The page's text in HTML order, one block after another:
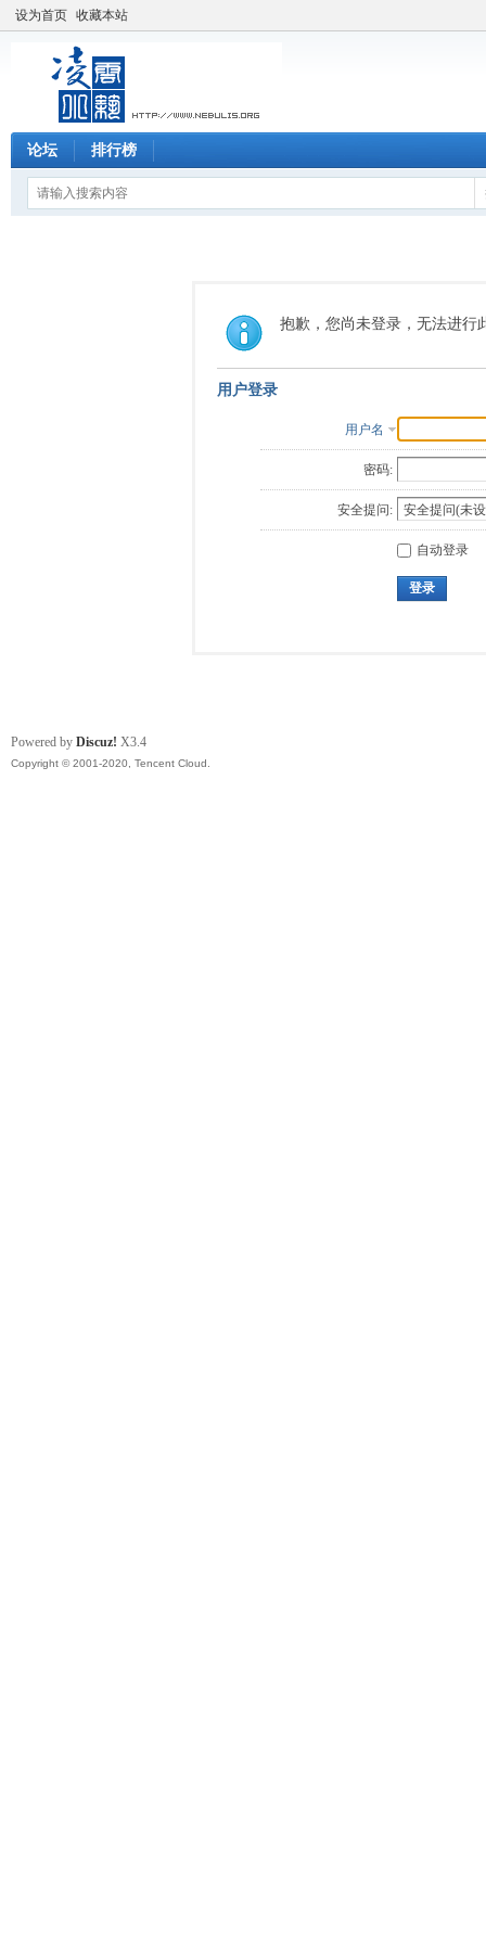
设为首页 收藏本站
论坛 排行榜
抱歉，您尚未登录，无法进行
用户登录
用户名
密码:
安全提问:
自动登录
登录
Powered by Discuz! X3.4
Copyright © 2001-2020, Tencent Cloud.